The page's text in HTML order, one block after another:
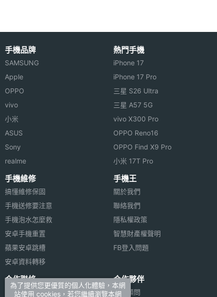
機體規格
度
機身寬
度
度
機身重
量
機身顏
色
面
手機品牌
SAMSUNG
Apple
OPPO
vivo
小米
ASUS
Sony
realme
熱門手機
iPhone 17
iPhone 17 Pro
三星 S26 Ultra
三星 A57 5G
vivo X300 Pro
OPPO Reno16
OPPO Find X9 Pro
小米 17T Pro
手機維修
搞懂維修保固
手機送修要注意
手機泡水怎麼救
安卓手機重置
蘋果安卓跳槽
安卓資料轉移
手機王
關於我們
聯絡我們
隱私權政策
智慧財產權聲明
FB登入問題
合作聯絡
廣告刊登
合作夥伴
法律顧問
為了提供您更優質的個人化體驗，本網
站使用 cookies，若您繼續瀏覽本網